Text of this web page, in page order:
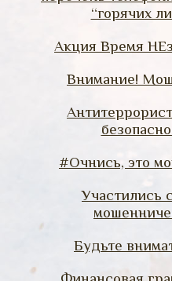
“горячих
Акция Время
Внимание!
#Очнись, это
Участились
Будьте